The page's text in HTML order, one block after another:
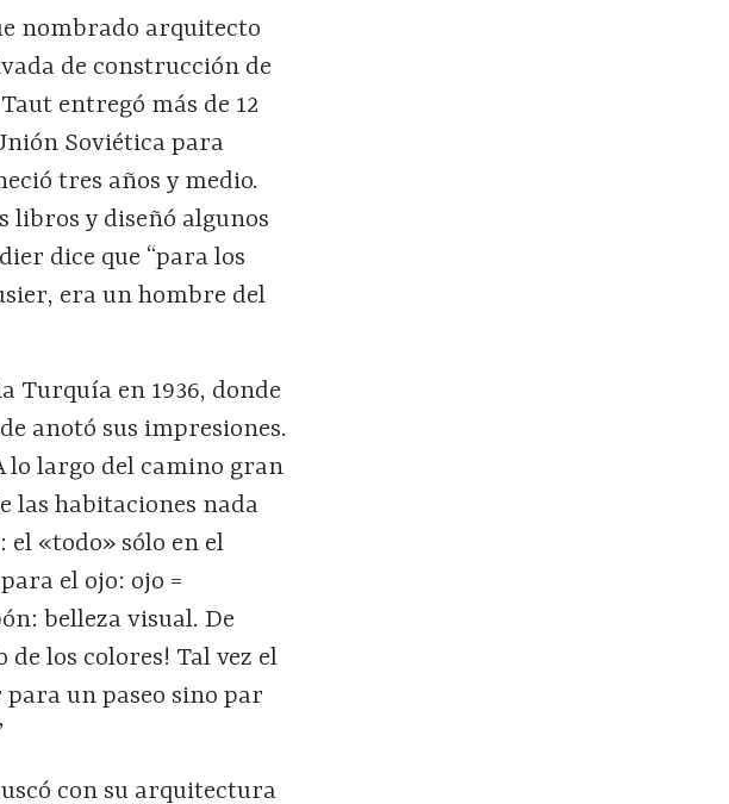
nombrado arquitecto
de construcción de
entregó más de 12
Soviética para
tres años y medio.
libros y diseñó algunos
dice que “para los
era un hombre del
Turquía en 1936, donde
anotó sus impresiones.
lo largo del camino gran
las habitaciones nada
«todo» sólo en el
el ojo: ojo =
belleza visual. De
los colores! Tal vez el
un paseo sino par
con su arquitectura